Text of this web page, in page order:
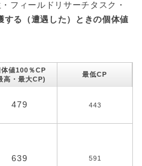
フィールドリサーチタスク・
する（遭遇した）ときの個体値
体値100％CP
高・最大CP)
最低CP
479 443
639 591